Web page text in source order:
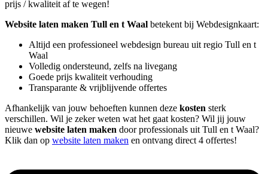
prijs / kwaliteit af te wegen!
Website laten maken Tull en t Waal betekent bij Webdesignkaart:
Altijd een professioneel webdesign bureau uit regio Tull en t
Waal
Volledig ondersteund, zelfs na livegang
Goede prijs kwaliteit verhouding
Transparante & vrijblijvende offertes
Afhankelijk van jouw behoeften kunnen deze kosten sterk
verschillen. Wil je zeker weten wat het gaat kosten? Wil jij jouw
nieuwe website laten maken door professionals uit Tull en t Waal?
Klik dan op website laten maken en ontvang direct 4 offertes!